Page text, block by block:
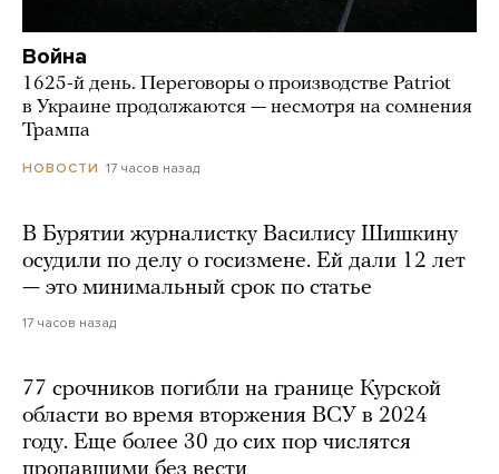
Война
1625-й день. Переговоры о производстве Patriot
в Украине продолжаются — несмотря на сомнения
Трампа
НОВОСТИ 17 часов назад
В Бурятии журналистку Василису Шишкину
осудили по делу о госизмене. Ей дали 12 лет
— это минимальный срок по статье
17 часов назад
77 срочников погибли на границе Курской
области во время вторжения ВСУ в 2024
году. Еще более 30 до сих пор числятся
пропавшими без вести